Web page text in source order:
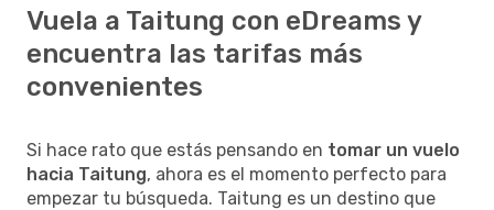
Vuela a Taitung con eDreams y
encuentra las tarifas más
convenientes
Si hace rato que estás pensando en tomar un vuelo
hacia Taitung, ahora es el momento perfecto para
empezar tu búsqueda. Taitung es un destino que